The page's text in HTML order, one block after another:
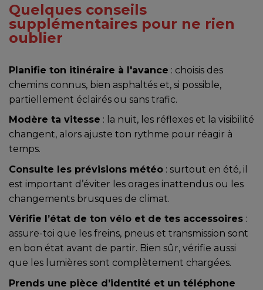
Quelques conseils
supplémentaires pour ne rien
oublier
Planifie ton itinéraire à l'avance : choisis des
chemins connus, bien asphaltés et, si possible,
partiellement éclairés ou sans trafic.
Modère ta vitesse : la nuit, les réflexes et la visibilité
changent, alors ajuste ton rythme pour réagir à
temps.
Consulte les prévisions météo : surtout en été, il
est important d’éviter les orages inattendus ou les
changements brusques de climat.
Vérifie l’état de ton vélo et de tes accessoires :
assure-toi que les freins, pneus et transmission sont
en bon état avant de partir. Bien sûr, vérifie aussi
que les lumières sont complètement chargées.
Prends une pièce d’identité et un téléphone